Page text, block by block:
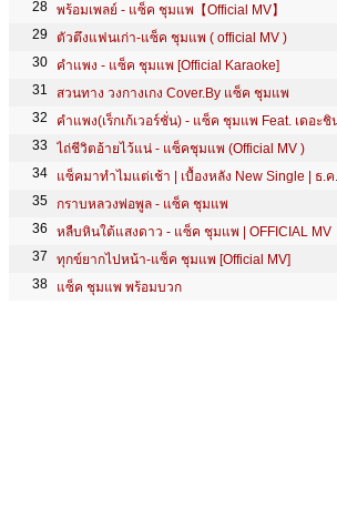
พร้อมเพลย์ - แซ็ค ชุมแพ【Official MV】
ตัวตึงแฟนเก่า-แซ็ค ชุมแพ ( official MV )
คำแพง - แซ็ค ชุมแพ [Official Karaoke]
สวนทาง วงกางเกง Cover.By แซ็ค ชุมแพ
คำแพง(เร็กเก้เวอร์ชั่น) - แซ็ค ชุมแพ Feat. เดอะชิ
ไถ่ชีวิตอ้ายไว้แน่ - แซ็คชุมแพ (Official MV )
แซ็คมาทำไมแต่เช้า | เบื้องหลัง New Single | ธ.ค
กราบหลวงพ่อพูล - แซ็ค ชุมแพ
หลืบหินใต้แสงดาว - แซ็ค ชุมแพ | OFFICIAL MV
ทุกข์ยากไปหน้า-แซ็ค ชุมแพ [Official MV]
แซ็ค ชุมแพ พร้อมบวก